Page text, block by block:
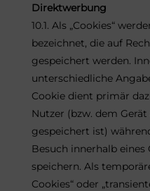
Direktwerbung
10.1. Als „Cookies“
bezeichnet, die auf
gespeichert werden.
unterschiedliche
Cookie dient primär
Nutzer (bzw. dem
gespeichert ist)
Besuch innerhalb eines
speichern. Als
Cookies“ oder